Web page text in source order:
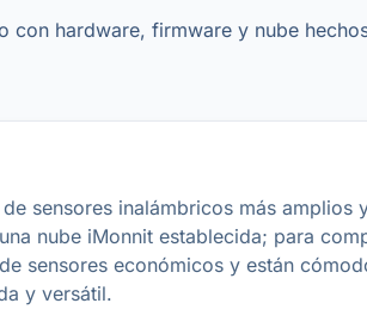
con hardware, firmware y nube
sensores inalámbricos más amplios
nube iMonnit establecida; para
sensores económicos y están
y versátil.